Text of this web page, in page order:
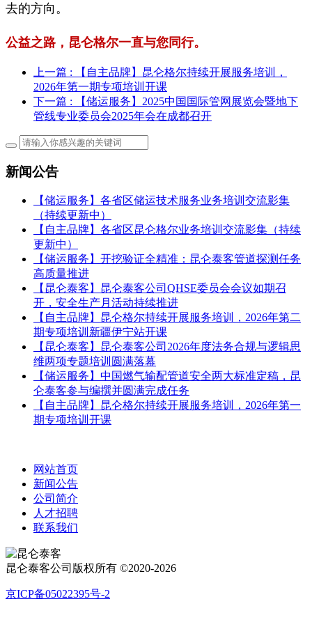
去的方向。
公益之路，昆仑格尔一直与您同行。
上一篇 : 【自主品牌】昆仑格尔持续开展服务培训，
2026年第一期专项培训开课
下一篇 : 【储运服务】2025中国国际管网展览会暨地下
管线专业委员会2025年会在成都召开
新闻公告
【储运服务】各省区储运技术服务业务培训交流影集
（持续更新中）
【自主品牌】各省区昆仑格尔业务培训交流影集（持续
更新中）
【储运服务】开挖验证全精准：昆仑泰客管道探测任务
高质量推进
【昆仑泰客】昆仑泰客公司QHSE委员会会议如期召
开，安全生产月活动持续推进
【自主品牌】昆仑格尔持续开展服务培训，2026年第二
期专项培训新疆伊宁站开课
【昆仑泰客】昆仑泰客公司2026年度法务合规与逻辑思
维两项专题培训圆满落幕
【储运服务】中国燃气输配管道安全两大标准定稿，昆
仑泰客参与编撰并圆满完成任务
【自主品牌】昆仑格尔持续开展服务培训，2026年第一
期专项培训开课
网站首页
新闻公告
公司简介
人才招聘
联系我们
昆仑泰客公司版权所有 ©2020-2026
京ICP备05022395号-2